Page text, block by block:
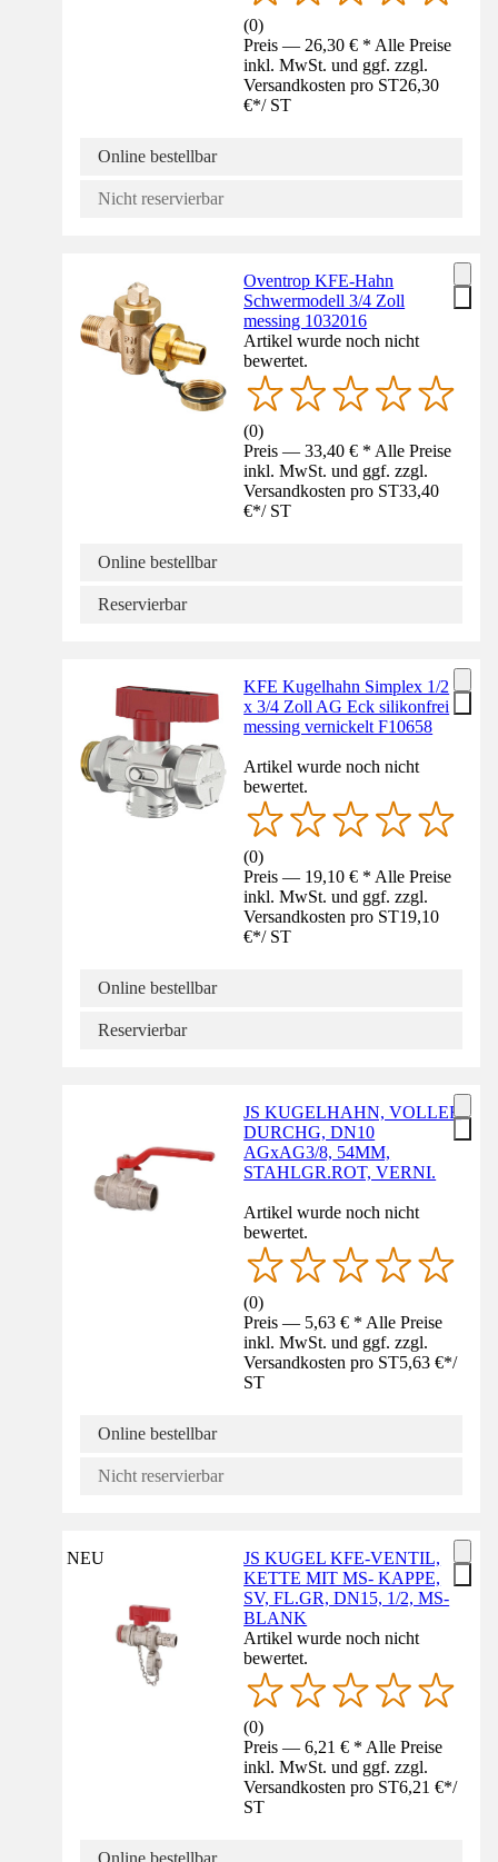
(0)
Preis — 26,30 € * Alle Preise
inkl. MwSt. und ggf. zzgl.
Versandkosten pro ST26,30
€*/ ST
Online bestellbar
Nicht reservierbar
Oventrop KFE-Hahn
Schwermodell 3/4 Zoll
messing 1032016
Artikel wurde noch nicht
bewertet.
(0)
Preis — 33,40 € * Alle Preise
inkl. MwSt. und ggf. zzgl.
Versandkosten pro ST33,40
€*/ ST
Online bestellbar
Reservierbar
KFE Kugelhahn Simplex 1/2
x 3/4 Zoll AG Eck silikonfrei
messing vernickelt F10658
Artikel wurde noch nicht
bewertet.
(0)
Preis — 19,10 € * Alle Preise
inkl. MwSt. und ggf. zzgl.
Versandkosten pro ST19,10
€*/ ST
Online bestellbar
Reservierbar
JS KUGELHAHN, VOLLER
DURCHG, DN10
AGxAG3/8, 54MM,
STAHLGR.ROT, VERNI.
Artikel wurde noch nicht
bewertet.
(0)
Preis — 5,63 € * Alle Preise
inkl. MwSt. und ggf. zzgl.
Versandkosten pro ST5,63 €*/
ST
Online bestellbar
Nicht reservierbar
NEU
JS KUGEL KFE-VENTIL,
KETTE MIT MS- KAPPE,
SV, FL.GR, DN15, 1/2, MS-
BLANK
Artikel wurde noch nicht
bewertet.
(0)
Preis — 6,21 € * Alle Preise
inkl. MwSt. und ggf. zzgl.
Versandkosten pro ST6,21 €*/
ST